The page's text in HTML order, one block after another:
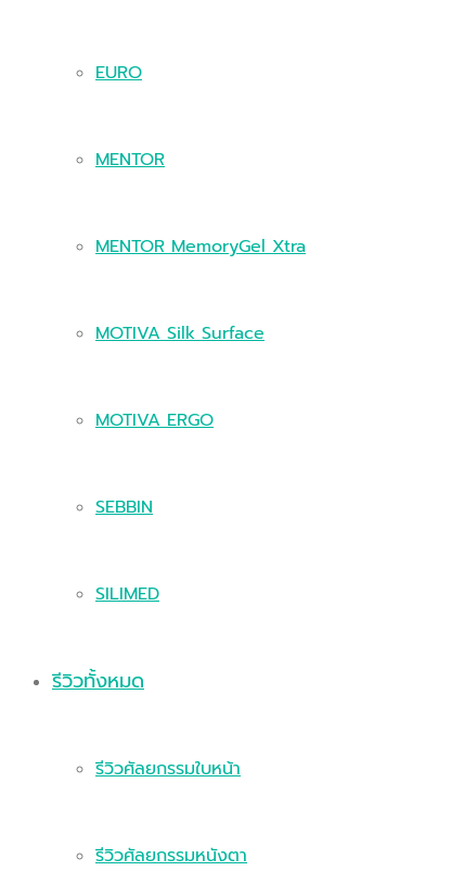
EURO
MENTOR
MENTOR MemoryGel Xtra
MOTIVA Silk Surface
MOTIVA ERGO
SEBBIN
SILIMED
รีวิวทั้งหมด
รีวิวศัลยกรรมใบหน้า
รีวิวศัลยกรรมหนังตา